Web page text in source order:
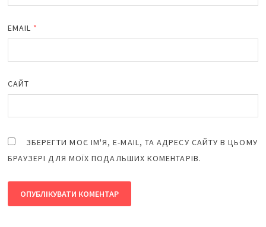
EMAIL *
САЙТ
ЗБЕРЕГТИ МОЄ ІМ'Я, E-MAIL, ТА АДРЕСУ САЙТУ В ЦЬОМУ
БРАУЗЕРІ ДЛЯ МОЇХ ПОДАЛЬШИХ КОМЕНТАРІВ.